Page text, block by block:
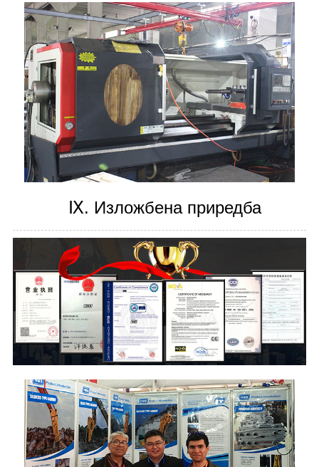
Ⅸ. Изложбена приредба